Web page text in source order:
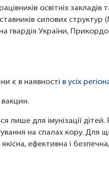
освітніх закладів
силових структур
гвардія України,
є в наявності в усіх
вакцин.
лише для імунізації дітей.
на спалах кору. Для
ефективна і безпечна,